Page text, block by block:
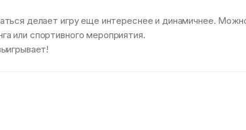
делает игру еще интереснее и динамичнее.
или спортивного мероприятия.